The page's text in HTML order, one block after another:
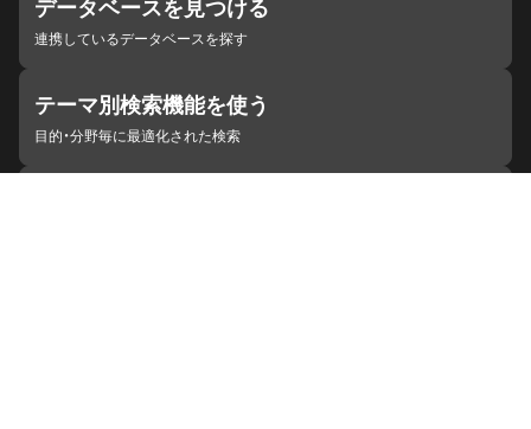
データベースを見つける
連携しているデータベースを探す
テーマ別検索機能を使う
目的・分野毎に最適化された検索